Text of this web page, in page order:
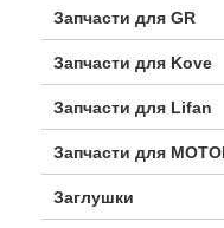
Запчасти для GR
Запчасти для Kove
Запчасти для Lifan
Запчасти для
Заглушки